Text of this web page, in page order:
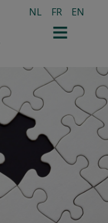
NL FR EN